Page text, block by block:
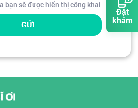
Đặt
khám
bạn sẽ được hiển thị công khai
GỬI